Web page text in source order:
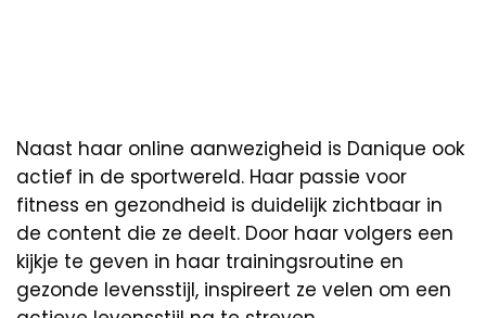
Naast haar online aanwezigheid is Danique ook
actief in de sportwereld. Haar passie voor
fitness en gezondheid is duidelijk zichtbaar in
de content die ze deelt. Door haar volgers een
kijkje te geven in haar trainingsroutine en
gezonde levensstijl, inspireert ze velen om een